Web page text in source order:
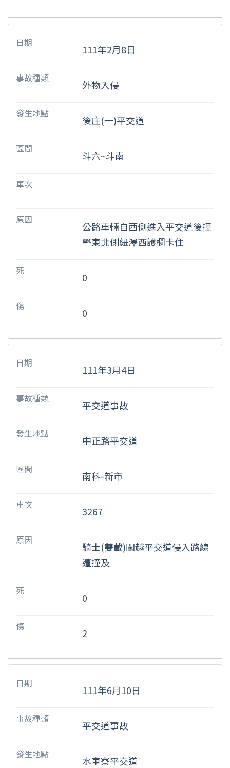
日期
111年2月8日
事故種類
外物入侵
發生地點
後庄(一)平交道
區間
斗六~斗南
車次
原因
公路車輛自西側進入平交道後撞
擊東北側紐澤西護欄卡住
死
0
傷
0
日期
111年3月4日
事故種類
平交道事故
發生地點
中正路平交道
區間
南科-新市
車次
3267
原因
騎士(雙載)闖越平交道侵入路線
遭撞及
死
0
傷
2
日期
111年6月10日
事故種類
平交道事故
發生地點
水車寮平交道